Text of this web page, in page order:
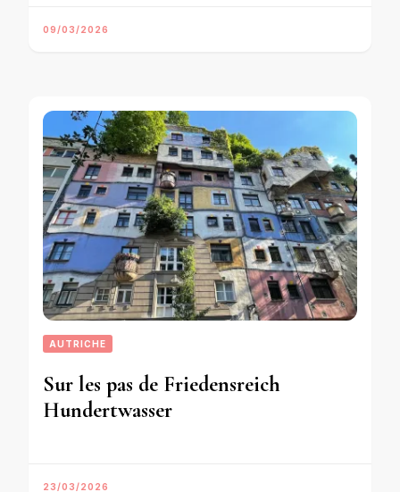
09/03/2026
AUTRICHE
Sur les pas de Friedensreich
Hundertwasser
23/03/2026